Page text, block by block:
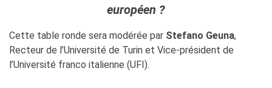
européen ?
Cette table ronde sera modérée par Stefano Geuna,
Recteur de l’Université de Turin et Vice-président de
l’Université franco italienne (UFI).